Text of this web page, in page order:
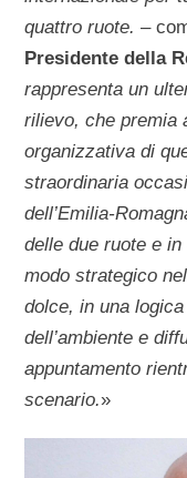
quattro ruote.–
Presidente della
rappresenta un
rilievo, che premia
organizzativa di
straordinaria
dell’Emilia-
delle due ruote e
modo strategico
dolce, in una
dell’ambiente e
appuntamento
scenario.»